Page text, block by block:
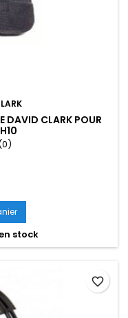
DAVID CLARK POUR
stock
favorite_border